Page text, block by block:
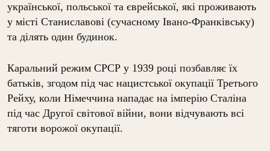
української, польської та єврейської, які проживають
у місті Станиславові (сучасному Івано-Франківську)
та ділять один будинок.
Каральний режим СРСР у 1939 році позбавляє їх
батьків, згодом під час нацистської окупації Третього
Рейху, коли Німеччина нападає на імперію Сталіна
під час Другої світової війни, вони відчувають всі
тяготи ворожої окупації.